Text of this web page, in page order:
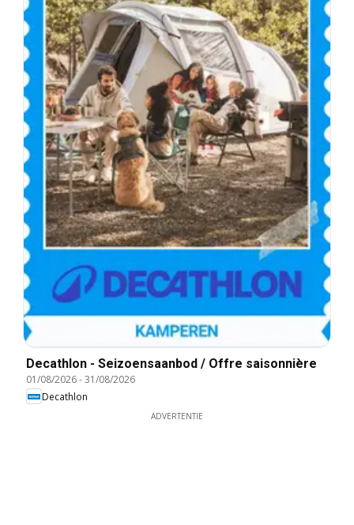
Decathlon - Seizoensaanbod / Offre saisonnière
01/08/2026-31/08/2026
Decathlon
ADVERTENTIE